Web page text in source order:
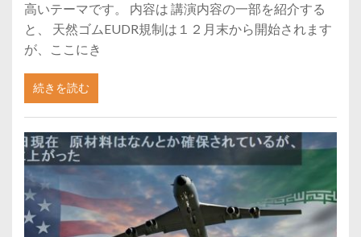
高いテーマです。 内容は 講演内容の一部を紹介する
と、 天然ゴムEUDR規制は１２月末から開始されます
が、ここにき
続きを読む